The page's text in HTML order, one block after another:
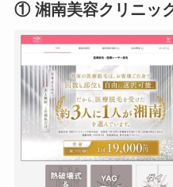
① 湘南美容クリニッ